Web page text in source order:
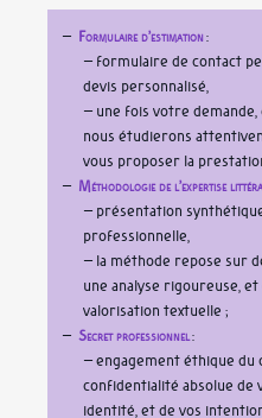
Formulaire d’estimation:
– formulaire de contact
devis personnalisé,
– une fois votre
nous étudierons
vous proposer la
Méthodologie de l’expertise
– présentation
professionnelle,
– la méthode repose sur
une analyse rigoureuse,
valorisation textuelle
Secret professionnel:
– engagement éthique du
confidentialité absolue de
identité, et de vos